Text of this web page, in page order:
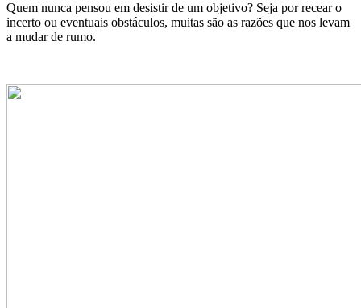
Quem nunca pensou em desistir de um objetivo? Seja por recear o
incerto ou eventuais obstáculos, muitas são as razões que nos levam
a mudar de rumo.